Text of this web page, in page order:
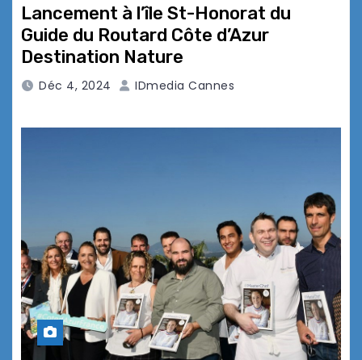
Lancement à l’île St-Honorat du
Guide du Routard Côte d’Azur
Destination Nature
Déc 4, 2024 IDmedia Cannes